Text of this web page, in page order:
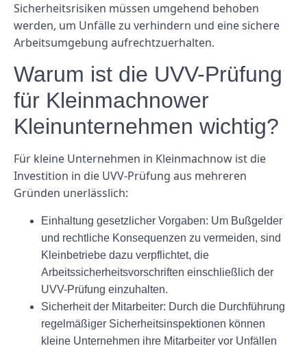
Sicherheitsrisiken müssen umgehend behoben
werden, um Unfälle zu verhindern und eine sichere
Arbeitsumgebung aufrechtzuerhalten.
Warum ist die UVV-Prüfung
für Kleinmachnower
Kleinunternehmen wichtig?
Für kleine Unternehmen in Kleinmachnow ist die
Investition in die UVV-Prüfung aus mehreren
Gründen unerlässlich:
Einhaltung gesetzlicher Vorgaben: Um Bußgelder
und rechtliche Konsequenzen zu vermeiden, sind
Kleinbetriebe dazu verpflichtet, die
Arbeitssicherheitsvorschriften einschließlich der
UVV-Prüfung einzuhalten.
Sicherheit der Mitarbeiter: Durch die Durchführung
regelmäßiger Sicherheitsinspektionen können
kleine Unternehmen ihre Mitarbeiter vor Unfällen